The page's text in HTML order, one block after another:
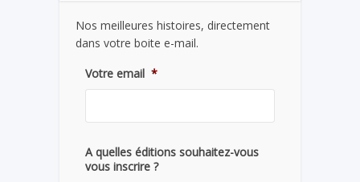
Nos meilleures histoires, directement
dans votre boite e-mail.
Votre email *
A quelles éditions souhaitez-vous
vous inscrire ?